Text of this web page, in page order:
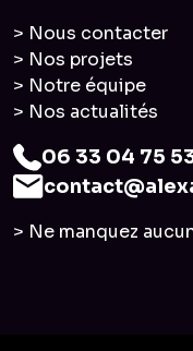
> Nous contacter
> Nos projets
> Notre équipe
> Nos actualités
06 33 04 75
> Ne manquez